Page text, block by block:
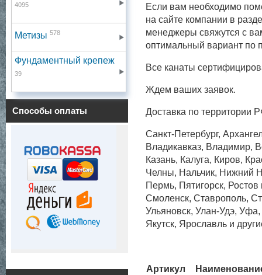
4095
Метизы 578
Фундаментный крепеж
39
Способы оплаты
Если вам необходимо
на сайте компании в
менеджеры свяжутся с
оптимальный вариант по
Все канаты
Ждем ваших заявок.
Доставка по территории
Санкт-Петербург,
Владикавказ, Владимир,
Казань, Калуга, Киров,
Челны, Нальчик, Нижний
Пермь, Пятигорск,
Смоленск, Ставрополь,
Ульяновск, Улан-Удэ,
Якутск, Ярославль и
Артикул